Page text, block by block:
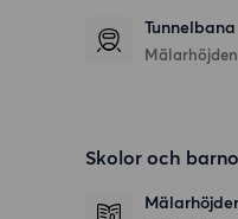
Tunnelbana
Mälarhöjden
Skolor och